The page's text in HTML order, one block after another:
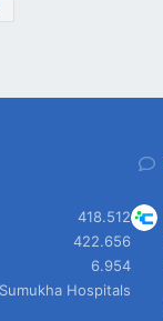
418.512
422.656
6.954
Sumukha Hospitals